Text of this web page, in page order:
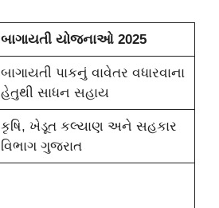
બાગાયતી યોજનાઓ 2025
બાગાયતી પાકનું વાવેતર વધારવાના
હેતુથી સાધન સહાય
કૃષિ, ખેડૂત કલ્યાણ અને સહકાર
વિભાગ ગુજરાત